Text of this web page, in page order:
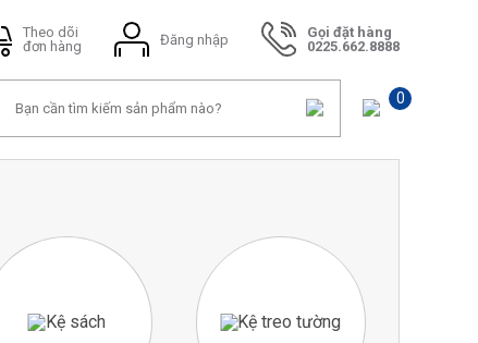
Theo dõi
đơn hàng
Đăng nhập
Gọi đặt hàng
0225.662.8888
0